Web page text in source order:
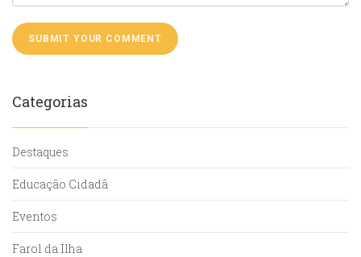
Categorias
Destaques
Educação Cidadã
Eventos
Farol da Ilha